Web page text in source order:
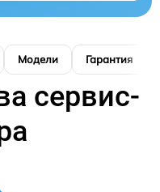
Модели Гарантия
сервис-